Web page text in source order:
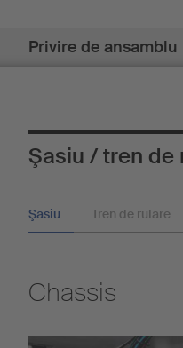
Privire de ansamblu
Şasiu / tren de
Şasiu Tren de rulare
Chassis